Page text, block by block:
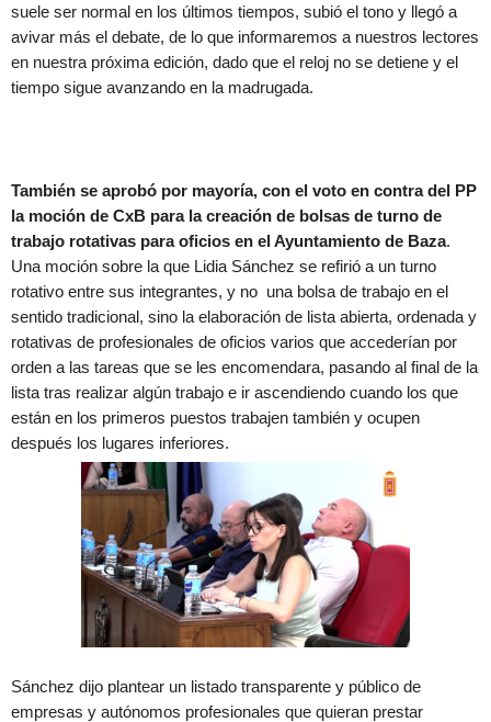
suele ser normal en los últimos tiempos, subió el tono y llegó a
avivar más el debate, de lo que informaremos a nuestros lectores
en nuestra próxima edición, dado que el reloj no se detiene y el
tiempo sigue avanzando en la madrugada.
También se aprobó por mayoría, con el voto en contra del PP
la moción de CxB para la creación de bolsas de turno de
trabajo rotativas para oficios en el Ayuntamiento de Baza.
Una moción sobre la que Lidia Sánchez se refirió a un turno
rotativo entre sus integrantes, y no una bolsa de trabajo en el
sentido tradicional, sino la elaboración de lista abierta, ordenada y
rotativas de profesionales de oficios varios que accederían por
orden a las tareas que se les encomendara, pasando al final de la
lista tras realizar algún trabajo e ir ascendiendo cuando los que
están en los primeros puestos trabajen también y ocupen
después los lugares inferiores.
Sánchez dijo plantear un listado transparente y público de
empresas y autónomos profesionales que quieran prestar